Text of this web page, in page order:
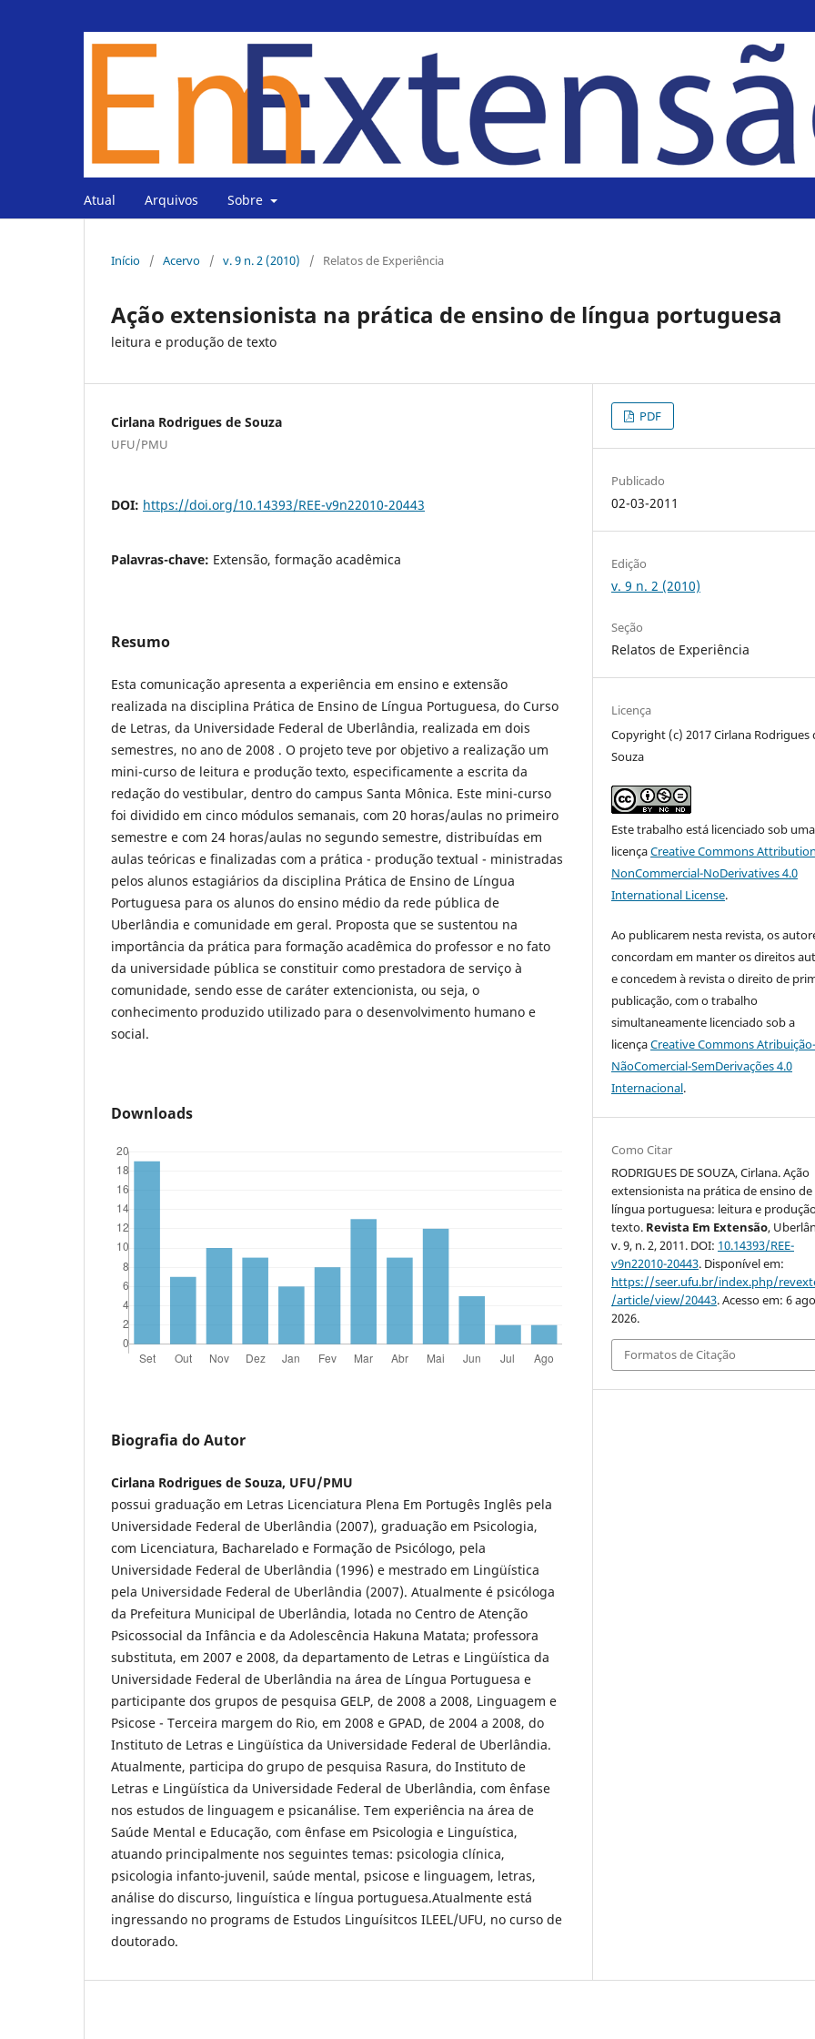
Atual Arquivos Sobre
Início / Acervo / v. 9 n. 2 (2010) / Relatos de Experiência
Ação extensionista na prática de ensino de língua portuguesa
leitura e produção de texto
Cirlana Rodrigues de Souza
UFU/PMU
DOI: https://doi.org/10.14393/REE-v9n22010-20443
Palavras-chave: Extensão, formação acadêmica
Resumo
Esta comunicação apresenta a experiência em ensino e extensão
realizada na disciplina Prática de Ensino de Língua Portuguesa, do Curso
de Letras, da Universidade Federal de Uberlândia, realizada em dois
semestres, no ano de 2008 . O projeto teve por objetivo a realização um
mini-curso de leitura e produção texto, especificamente a escrita da
redação do vestibular, dentro do campus Santa Mônica. Este mini-curso
foi dividido em cinco módulos semanais, com 20 horas/aulas no primeiro
semestre e com 24 horas/aulas no segundo semestre, distribuídas em
aulas teóricas e finalizadas com a prática - produção textual - ministradas
pelos alunos estagiários da disciplina Prática de Ensino de Língua
Portuguesa para os alunos do ensino médio da rede pública de
Uberlândia e comunidade em geral. Proposta que se sustentou na
importância da prática para formação acadêmica do professor e no fato
da universidade pública se constituir como prestadora de serviço à
comunidade, sendo esse de caráter extencionista, ou seja, o
conhecimento produzido utilizado para o desenvolvimento humano e
social.
Downloads
Biografia do Autor
Cirlana Rodrigues de Souza, UFU/PMU
possui graduação em Letras Licenciatura Plena Em Portugês Inglês pela
Universidade Federal de Uberlândia (2007), graduação em Psicologia,
com Licenciatura, Bacharelado e Formação de Psicólogo, pela
Universidade Federal de Uberlândia (1996) e mestrado em Lingüística
pela Universidade Federal de Uberlândia (2007). Atualmente é psicóloga
da Prefeitura Municipal de Uberlândia, lotada no Centro de Atenção
Psicossocial da Infância e da Adolescência Hakuna Matata; professora
substituta, em 2007 e 2008, da departamento de Letras e Lingüística da
Universidade Federal de Uberlândia na área de Língua Portuguesa e
participante dos grupos de pesquisa GELP, de 2008 a 2008, Linguagem e
Psicose - Terceira margem do Rio, em 2008 e GPAD, de 2004 a 2008, do
Instituto de Letras e Lingüística da Universidade Federal de Uberlândia.
Atualmente, participa do grupo de pesquisa Rasura, do Instituto de
Letras e Lingüística da Universidade Federal de Uberlândia, com ênfase
nos estudos de linguagem e psicanálise. Tem experiência na área de
Saúde Mental e Educação, com ênfase em Psicologia e Linguística,
atuando principalmente nos seguintes temas: psicologia clínica,
psicologia infanto-juvenil, saúde mental, psicose e linguagem, letras,
análise do discurso, linguística e língua portuguesa.Atualmente está
ingressando no programs de Estudos Linguísitcos ILEEL/UFU, no curso de
doutorado.
PDF
Publicado
02-03-2011
Edição
v. 9 n. 2 (2010)
Seção
Relatos de Experiência
Licença
Copyright (c) 2017 Cirlana Rodrigues
Souza
Este trabalho está licenciado sob uma
licençaCreative Commons
NonCommercial-NoDerivatives 4.0
International License.
Ao publicarem nesta revista, os
concordam em manter os direitos
e concedem à revista o direito de
publicação, com o trabalho
simultaneamente licenciado sob a
licençaCreative Commons Atribuição-
NãoComercial-SemDerivações 4.0
Internacional.
Como Citar
RODRIGUES DE SOUZA, Cirlana. Ação
extensionista na prática de ensino de
língua portuguesa: leitura e
texto. Revista Em Extensão,
v. 9, n. 2, 2011. DOI: 10.14393/REE-
v9n22010-20443. Disponível em:
https://seer.ufu.br/index.php/
/article/view/20443. Acesso em: 6
2026.
Formatos de Citação